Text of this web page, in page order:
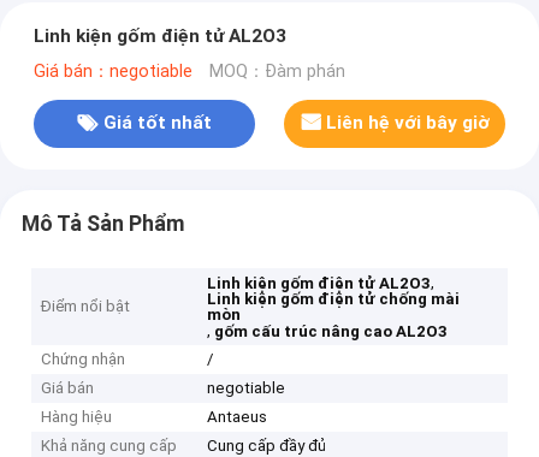
Linh kiện gốm điện tử AL2O3
Giá bán：negotiable MOQ：Đàm phán
Giá tốt nhất Liên hệ với bây giờ
Mô Tả Sản Phẩm
Điểm nổi bật
Linh kiện gốm điện tử AL2O3,
Linh kiện gốm điện tử chống mài
mòn
, gốm cấu trúc nâng cao AL2O3
Chứng nhận
/
Giá bán
negotiable
Hàng hiệu
Antaeus
Khả năng cung cấp
Cung cấp đầy đủ